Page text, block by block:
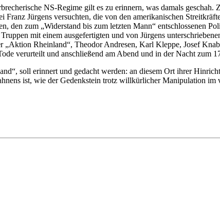
NS-Regime gilt es zu erinnern, was damals geschah.
Jürgens versuchten, die von den amerikanischen
den zum „Widerstand bis zum letzten Mann“ entschlossenen
mit einem ausgefertigten und von Jürgens
Rheinland“, Theodor Andresen, Karl Kleppe, Josef
verurteilt und anschließend am Abend und in der Nacht zum
soll erinnert und gedacht werden: an diesem Ort ihrer
ist, wie der Gedenkstein trotz willkürlicher Manipulation im